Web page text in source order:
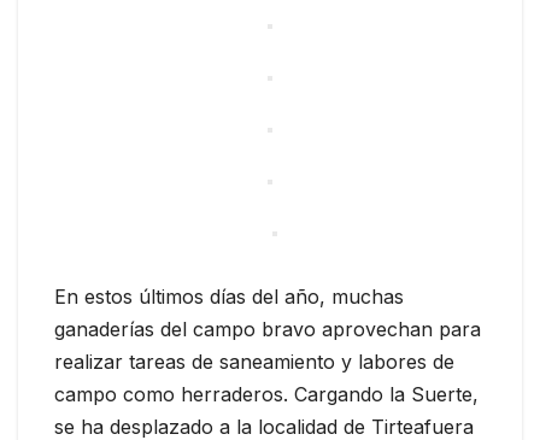
En estos últimos días del año, muchas
ganaderías del campo bravo aprovechan para
realizar tareas de saneamiento y labores de
campo como herraderos. Cargando la Suerte,
se ha desplazado a la localidad de Tirteafuera